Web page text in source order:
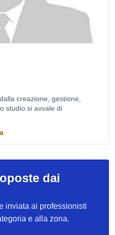
creazione, gestione,
studio si avvale di
dai
inviata ai professionisti
e alla zona.